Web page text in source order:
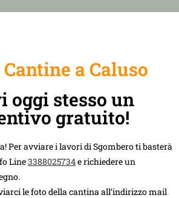
a Caluso
oggi stesso un
gratuito!
Per avviare i lavori di Sgombero ti basterà
Line3388025734e richiedere un
le foto della cantina all’indirizzo mail